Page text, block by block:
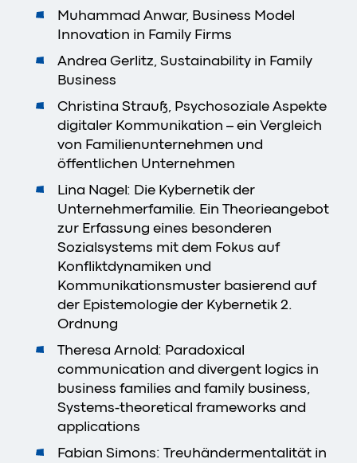
Muhammad Anwar, Business Model
Innovation in Family Firms
Andrea Gerlitz, Sustainability in Family
Business
Christina Strauß, Psychosoziale Aspekte
digitaler Kommunikation – ein Vergleich
von Familienunternehmen und
öffentlichen Unternehmen
Lina Nagel: Die Kybernetik der
Unternehmerfamilie. Ein Theorieangebot
zur Erfassung eines besonderen
Sozialsystems mit dem Fokus auf
Konfliktdynamiken und
Kommunikationsmuster basierend auf
der Epistemologie der Kybernetik 2.
Ordnung
Theresa Arnold: Paradoxical
communication and divergent logics in
business families and family business,
Systems-theoretical frameworks and
applications
Fabian Simons: Treuhändermentalität in